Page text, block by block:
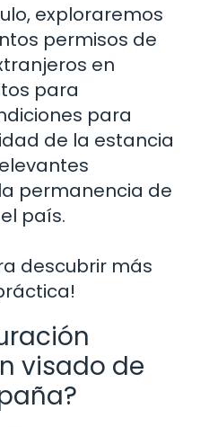
exploraremos
permisos de
en
para
para
de la estancia
permanencia de
país.
descubrir más
visado de